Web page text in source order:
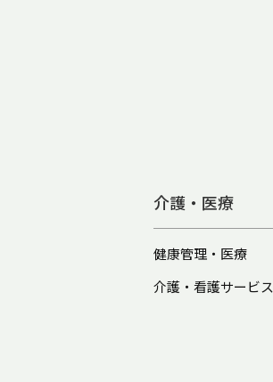
介護・医療
健康管理・医療
介護・看護サービス